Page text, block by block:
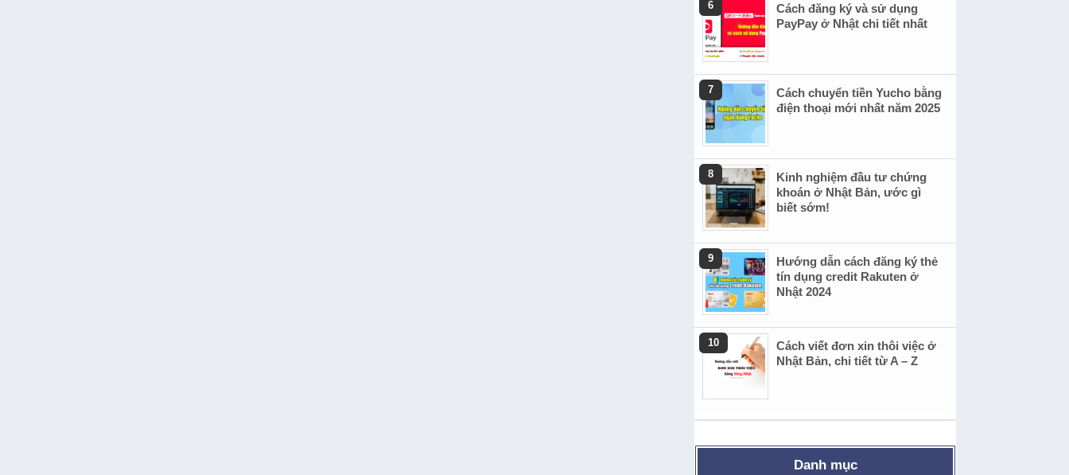
Cách đăng ký và sử dụng
PayPay ở Nhật chi tiết nhất
Cách chuyển tiền Yucho bằng
điện thoại mới nhất năm 2025
Kinh nghiệm đầu tư chứng
khoán ở Nhật Bản, ước gì
biết sớm!
Hướng dẫn cách đăng ký thẻ
tín dụng credit Rakuten ở
Nhật 2024
Cách viết đơn xin thôi việc ở
Nhật Bản, chi tiết từ A – Z
Danh mục